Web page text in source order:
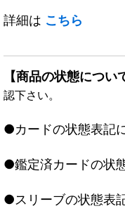
詳細は こちら
【商品の状態につい
認下さい。
●カードの状態表記
●鑑定済カードの状
●スリーブの状態表